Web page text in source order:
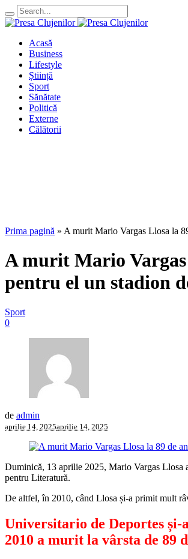
Acasă
Business
Lifestyle
Știință
Sport
Sănătate
Politică
Externe
Călătorii
Prima pagină » A murit Mario Vargas Llosa la
A murit Mario
pentru el un stadion
Sport
0
de admin
aprilie 14, 2025aprilie 14, 2025
Duminică, 13 aprilie 2025, Mario Vargas Llosa
pentru Literatură.
De altfel, în 2010, când Llosa și-a primit mult
Universitario de Deportes
2010 a murit la vârsta de 89